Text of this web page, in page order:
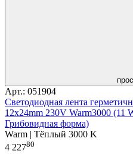
Арт.: 051904
Светодиодная лента
12x24mm 230V Warm3000 (11
Грибовидная форма)
Warm | Тёплый 3000 K
4 22780